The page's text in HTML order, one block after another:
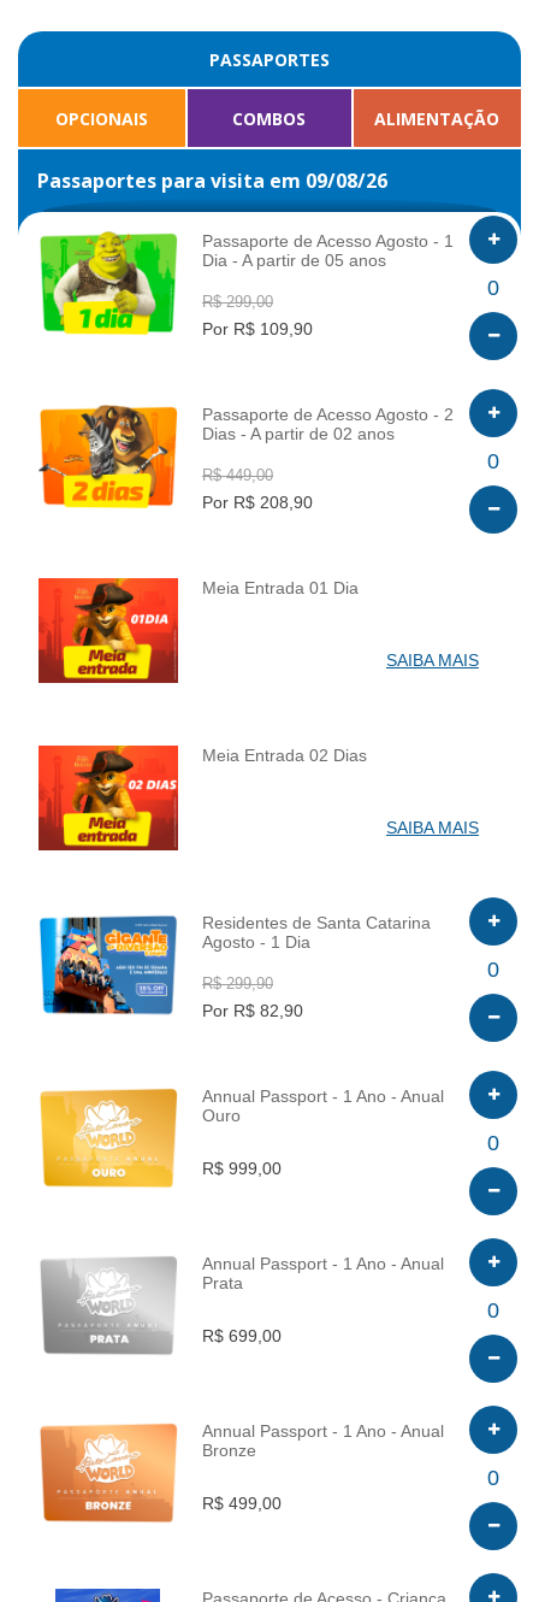
PASSAPORTES
OPCIONAIS COMBOS ALIMENTAÇÃO
Passaportes para visita em 09/08/26
INFO
Passaporte de Acesso Agosto - 1
Dia - A partir de 05 anos
R$ 299,00
Por R$ 109,90
0
INFO
Passaporte de Acesso Agosto - 2
Dias - A partir de 02 anos
R$ 449,00
Por R$ 208,90
0
INFO
Meia Entrada 01 Dia
SAIBA MAIS
INFO
Meia Entrada 02 Dias
SAIBA MAIS
INFO
Residentes de Santa Catarina
Agosto - 1 Dia
R$ 299,90
Por R$ 82,90
0
INFO
Annual Passport - 1 Ano - Anual
Ouro
R$ 999,00
0
INFO
Annual Passport - 1 Ano - Anual
Prata
R$ 699,00
0
INFO
Annual Passport - 1 Ano - Anual
Bronze
R$ 499,00
0